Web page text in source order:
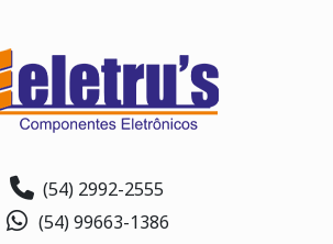
(54) 2992-2555
(54) 99663-1386